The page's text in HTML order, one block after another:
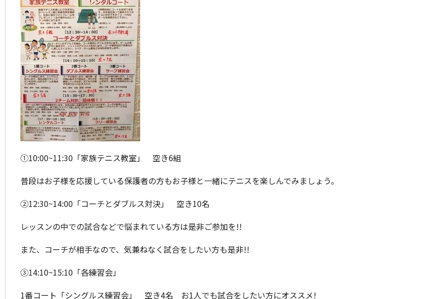
①10:00~11:30「家族テニス教室」 空き6組
普段はお子様を応援している保護者の方もお子様と一緒にテニスを楽しんでみましょう。
②12:30~14:00「コーチとダブルス対決」 空き10名
レッスンの中での試合などで悩まれている方は是非ご参加を!!
また、コーチが相手なので、気兼ねなく試合をしたい方も是非!!
③14:10~15:10「各練習会」
1番コート「シングルス練習会」 空き4名 お1人でも試合をしたい方にオススメ!